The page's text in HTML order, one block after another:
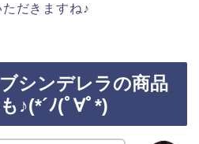
だきますね♪
シンデレラの商品
♪(*´ﾉ(ﾟ∀ﾟ*)